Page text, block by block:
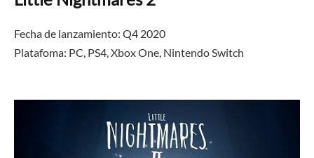
Fecha de lanzamiento: Q4 2020
Platafoma: PC, PS4, Xbox One, Nintendo Switch